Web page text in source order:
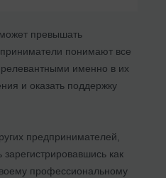
превышать
понимают все
именно в их
и оказать поддержку
предпринимателей,
как
профессиональному